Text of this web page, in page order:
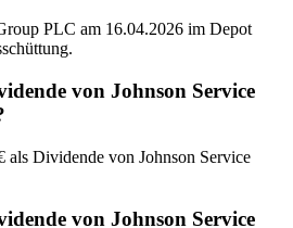
PLC am 16.04.2026 im Depot
von Johnson Service
als Dividende von Johnson Service
von Johnson Service